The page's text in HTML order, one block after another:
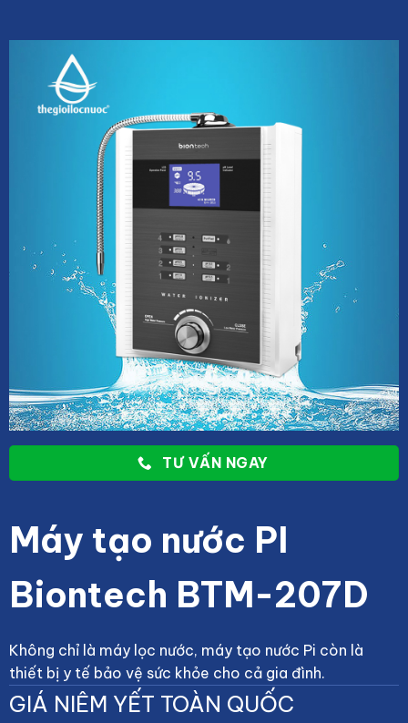
TƯ VẤN NGAY
Máy tạo nước PI
Biontech BTM-207D
Không chỉ là máy lọc nước, máy tạo nước Pi còn là
thiết bị y tế bảo vệ sức khỏe cho cả gia đình.
GIÁ NIÊM YẾT TOÀN QUỐC